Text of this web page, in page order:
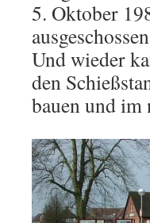
5. Oktober
Und wieder
den
bauen und im